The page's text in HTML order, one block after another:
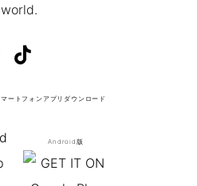
ートフォンアプリ ダウンロード
Android版